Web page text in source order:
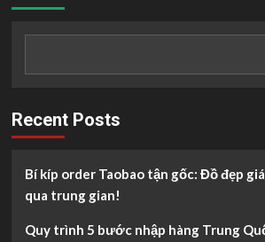
gì
đời
sống
Recent Posts
Bí kíp order Taobao tận gốc: Đồ đẹp
qua trung gian!
Quy trình 5 bước nhập hàng Trung